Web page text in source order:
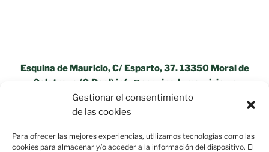
Gestionar el consentimiento
de las cookies
Para ofrecer las mejores experiencias, utilizamos tecnologías como las
cookies para almacenar y/o acceder a la información del dispositivo. El
Esquina de Mauricio, C/ Esparto, 37. 13350 Moral de
Calatrava (C.Real) info@esquinademauricio.es
«Aviso Legal»